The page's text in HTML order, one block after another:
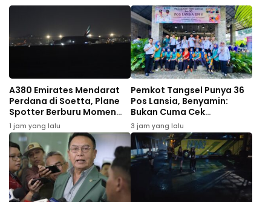
A380 Emirates Mendarat
Perdana di Soetta, Plane
Spotter Berburu Momen
Langka
1 jam yang lalu
Pemkot Tangsel Punya 36
Pos Lansia, Benyamin:
Bukan Cuma Cek
Kesehatan
3 jam yang lalu